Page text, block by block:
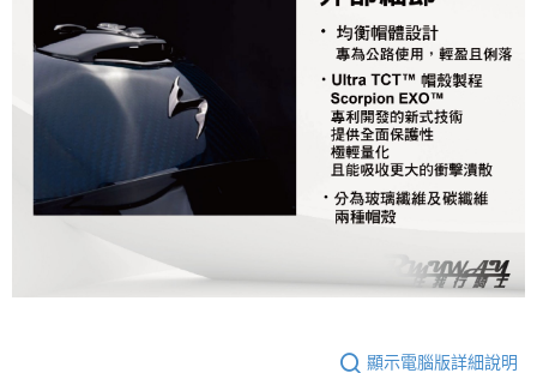
顯示電腦版詳細說明